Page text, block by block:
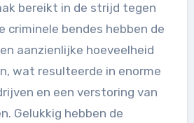
bereikt in de strijd tegen
criminele bendes hebben de
aanzienlijke hoeveelheid
wat resulteerde in enorme
en een verstoring van
Gelukkig hebben de